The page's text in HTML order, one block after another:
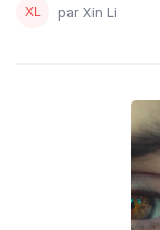
par Xin Li